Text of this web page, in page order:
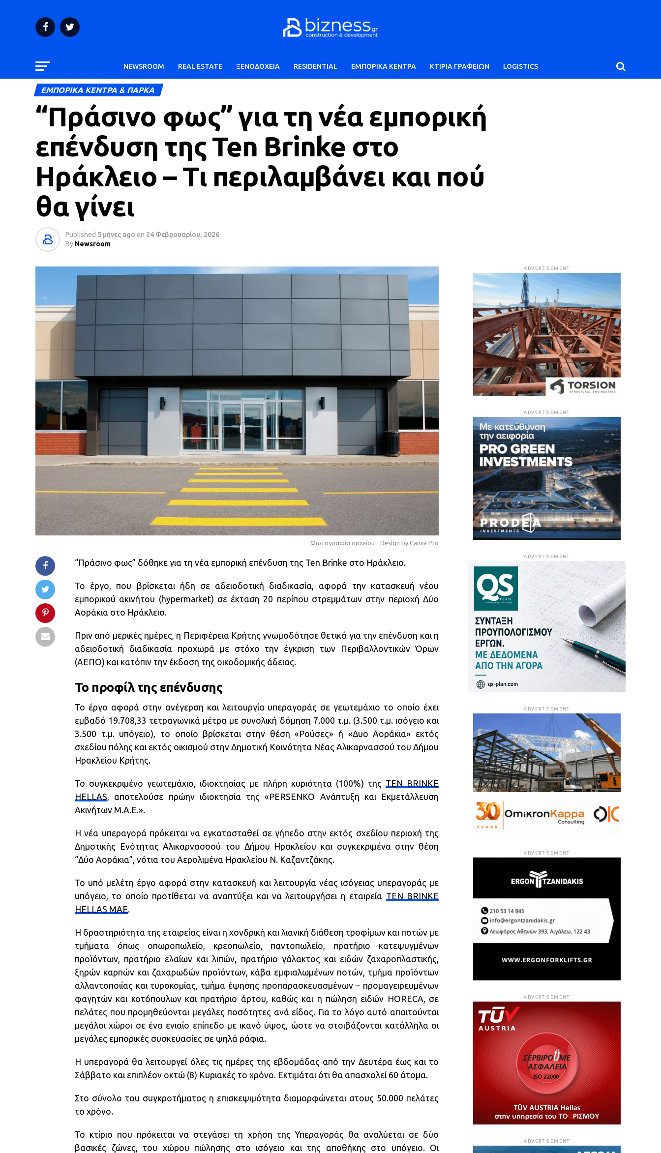
NEWSROOM REAL ESTATE ΞΕΝΟΔΟΧΕΙΑ RESIDENTIAL ΕΜΠΟΡΙΚΑ ΚΕΝΤΡΑ ΚΤΙΡΙΑ ΓΡΑΦΕΙΩΝ LOGISTICS
ΕΜΠΟΡΙΚΑ ΚΕΝΤΡΑ & ΠΑΡΚΑ
“Πράσινο φως” για τη νέα εμπορική
επένδυση της Ten Brinke στο
Ηράκλειο – Τι περιλαμβάνει και πού
θα γίνει
Published 5 μήνες ago on 24 Φεβρουαρίου, 2026
By Newsroom
Φωτογραφία αρχείου - Design by Canva Pro
“Πράσινο φως” δόθηκε για τη νέα εμπορική επένδυση της Ten Brinke στο Ηράκλειο.
Το έργο, που βρίσκεται ήδη σε αδειοδοτική διαδικασία, αφορά την κατασκευή νέου
εμπορικού ακινήτου (hypermarket) σε έκταση 20 περίπου στρεμμάτων στην περιοχή Δύο
Αοράκια στο Ηράκλειο.
Πριν από μερικές ημέρες, η Περιφέρεια Κρήτης γνωμοδότησε θετικά για την επένδυση και η
αδειοδοτική διαδικασία προχωρά με στόχο την έγκριση των Περιβαλλοντικών Όρων
(ΑΕΠΟ) και κατόπιν την έκδοση της οικοδομικής άδειας.
Το προφίλ της επένδυσης
Το έργο αφορά στην ανέγερση και λειτουργία υπεραγοράς σε γεωτεμάχιο το οποίο έχει
εμβαδό 19.708,33 τετραγωνικά μέτρα με συνολική δόμηση 7.000 τ.μ. (3.500 τ.μ. ισόγειο και
3.500 τ.μ. υπόγειο), το οποίο βρίσκεται στην θέση «Ρούσες» ή «Δυο Αοράκια» εκτός
σχεδίου πόλης και εκτός οικισμού στην Δημοτική Κοινότητα Νέας Αλικαρνασσού του Δήμου
Ηρακλείου Κρήτης.
Το συγκεκριμένο γεωτεμάχιο, ιδιοκτησίας με πλήρη κυριότητα (100%) της TEN BRINKE
HELLAS , αποτελούσε πρώην ιδιοκτησία της «PERSENKO Ανάπτυξη και Εκμετάλλευση
Ακινήτων Μ.Α.Ε.».
Η νέα υπεραγορά πρόκειται να εγκατασταθεί σε γήπεδο στην εκτός σχεδίου περιοχή της
Δημοτικής Ενότητας Αλικαρνασσού του Δήμου Ηρακλείου και συγκεκριμένα στην θέση
“Δύο Αοράκια”, νότια του Αερολιμένα Ηρακλείου Ν. Καζαντζάκης.
Το υπό μελέτη έργο αφορά στην κατασκευή και λειτουργία νέας ισόγειας υπεραγοράς με
υπόγειο, το οποίο προτίθεται να αναπτύξει και να λειτουργήσει η εταιρεία TEN BRINKE
HELLAS ΜΑΕ.
Η δραστηριότητα της εταιρείας είναι η χονδρική και λιανική διάθεση τροφίμων και ποτών με
τμήματα όπως οπωροπωλείο, κρεοπωλείο, παντοπωλείο, πρατήριο κατεψυγμένων
προϊόντων, πρατήριο ελαίων και λιπών, πρατήριο γάλακτος και ειδών ζαχαροπλαστικής,
ξηρών καρπών και ζαχαρωδών προϊόντων, κάβα εμφιαλωμένων ποτών, τμήμα προϊόντων
αλλαντοποιίας και τυροκομίας, τμήμα έψησης προπαρασκευασμένων – προμαγειρευμένων
φαγητών και κοτόπουλων και πρατήριο άρτου, καθώς και η πώληση ειδών HORECA, σε
πελάτες που προμηθεύονται μεγάλες ποσότητες ανά είδος. Για το λόγο αυτό απαιτούνται
μεγάλοι χώροι σε ένα ενιαίο επίπεδο με ικανό ύψος, ώστε να στοιβάζονται κατάλληλα οι
μεγάλες εμπορικές συσκευασίες σε ψηλά ράφια.
Η υπεραγορά θα λειτουργεί όλες τις ημέρες της εβδομάδας από την Δευτέρα έως και το
Σάββατο και επιπλέον οκτώ (8) Κυριακές το χρόνο. Εκτιμάται ότι θα απασχολεί 60 άτομα.
Στο σύνολο του συγκροτήματος η επισκεψιμότητα διαμορφώνεται στους 50.000 πελάτες
το χρόνο.
Το κτίριο που πρόκειται να στεγάσει τη χρήση της Υπεραγοράς θα αναλύεται σε δύο
βασικές ζώνες, του χώρου πώλησης στο ισόγειο και της αποθήκης στο υπόγειο. Οι
ADVERTISEMENT
ADVERTISEMENT
ADVERTISEMENT
ADVERTISEMENT
ADVERTISEMENT
ADVERTISEMENT
ADVERTISEMENT